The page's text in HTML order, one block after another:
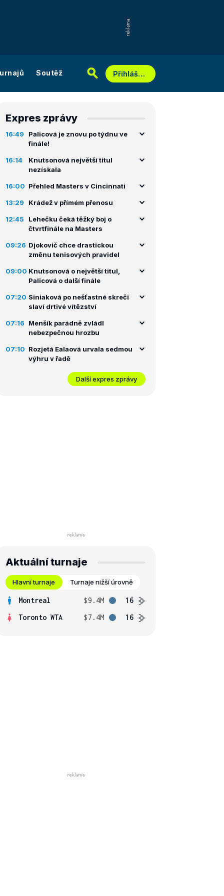
Soutěž Přihlášení
Expres zprávy
16:49
Palicová je znovu po týdnu ve
finále!
16:14
Knutsonová největší titul
nezískala
16:00 Přehled Masters v Cincinnati
13:29 Krádež v přímém přenosu
12:45
Lehečku čeká těžký boj o
čtvrtfinále na Masters
09:26 Djokovič chce drastickou
změnu tenisových pravidel
09:00 Knutsonová o největší titul,
Palicová o další finále
07:20 Siniaková po nešťastné skreči
slaví drtivé vítězství
07:16
Menšík parádně zvládl
nebezpečnou hrozbu
07:10 Rozjetá Ealaová urvala sedmou
výhru v řadě
Další expres zprávy
Aktuální turnaje
Hlavní turnaje Turnaje nižší úrovně
Montreal $9.4M
16
Toronto WTA
$7.4M 16